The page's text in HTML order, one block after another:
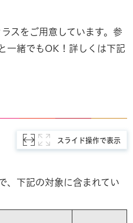
スをご用意しています。参
一緒でもOK！詳しくは下記
スライド操作で表示
、下記の対象に含まれてい